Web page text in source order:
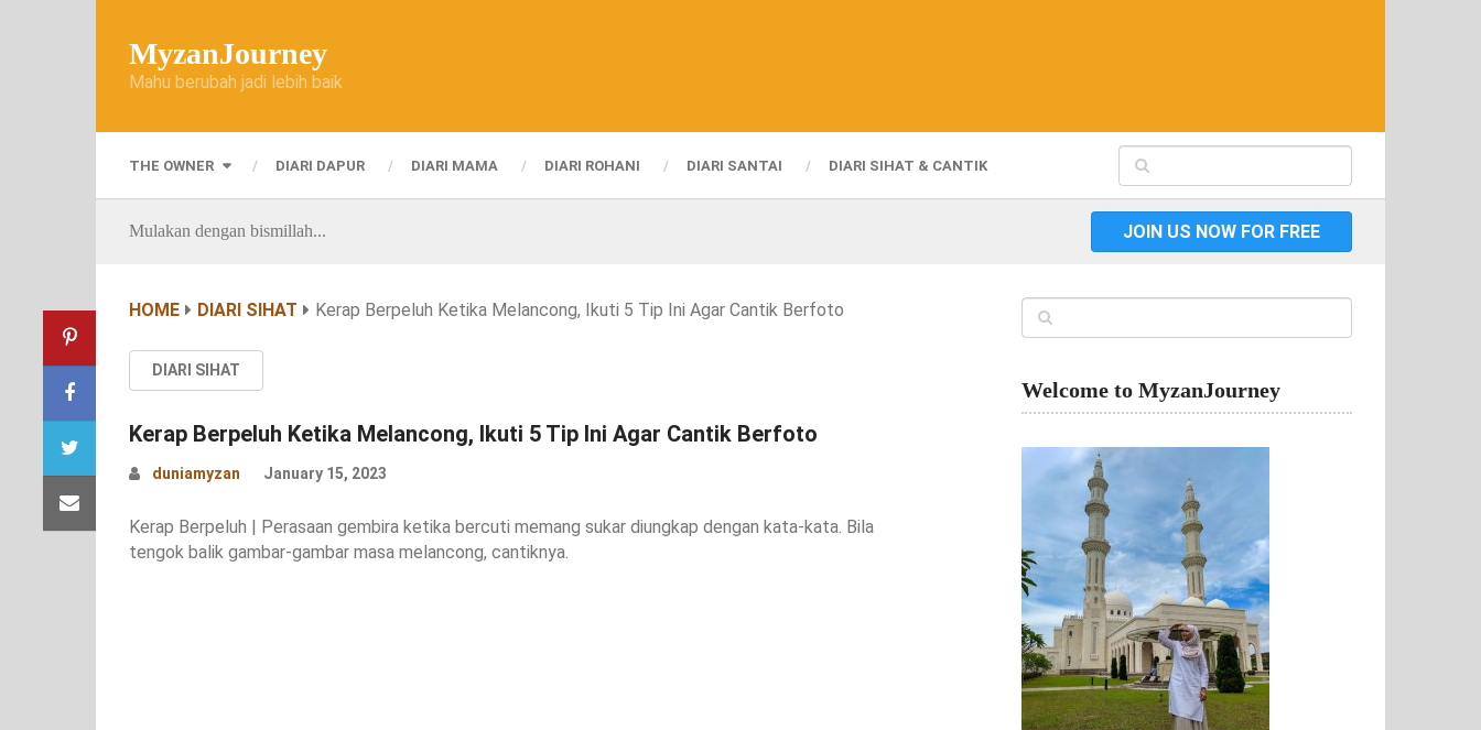
MyzanJourney
Mahu berubah jadi lebih baik
THE OWNER DIARI DAPUR DIARI MAMA DIARI ROHANI DIARI SANTAI DIARI SIHAT & CANTIK
Mulakan dengan bismillah... JOIN US NOW FOR FREE
HOME DIARI SIHAT Kerap Berpeluh Ketika Melancong, Ikuti 5 Tip Ini Agar Cantik Berfoto
DIARI SIHAT
Kerap Berpeluh Ketika Melancong, Ikuti 5 Tip Ini Agar Cantik Berfoto
duniamyzan January 15, 2023
Kerap Berpeluh | Perasaan gembira ketika bercuti memang sukar diungkap dengan kata-kata. Bila
tengok balik gambar-gambar masa melancong, cantiknya.
Welcome to MyzanJourney